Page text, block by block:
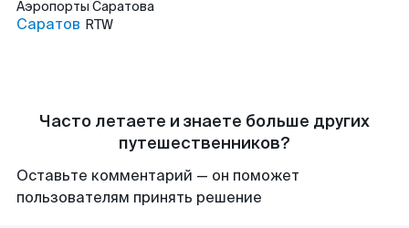
Аэропорты Саратова
Саратов RTW
Часто летаете и знаете больше других
путешественников?
Оставьте комментарий — он поможет
пользователям принять решение